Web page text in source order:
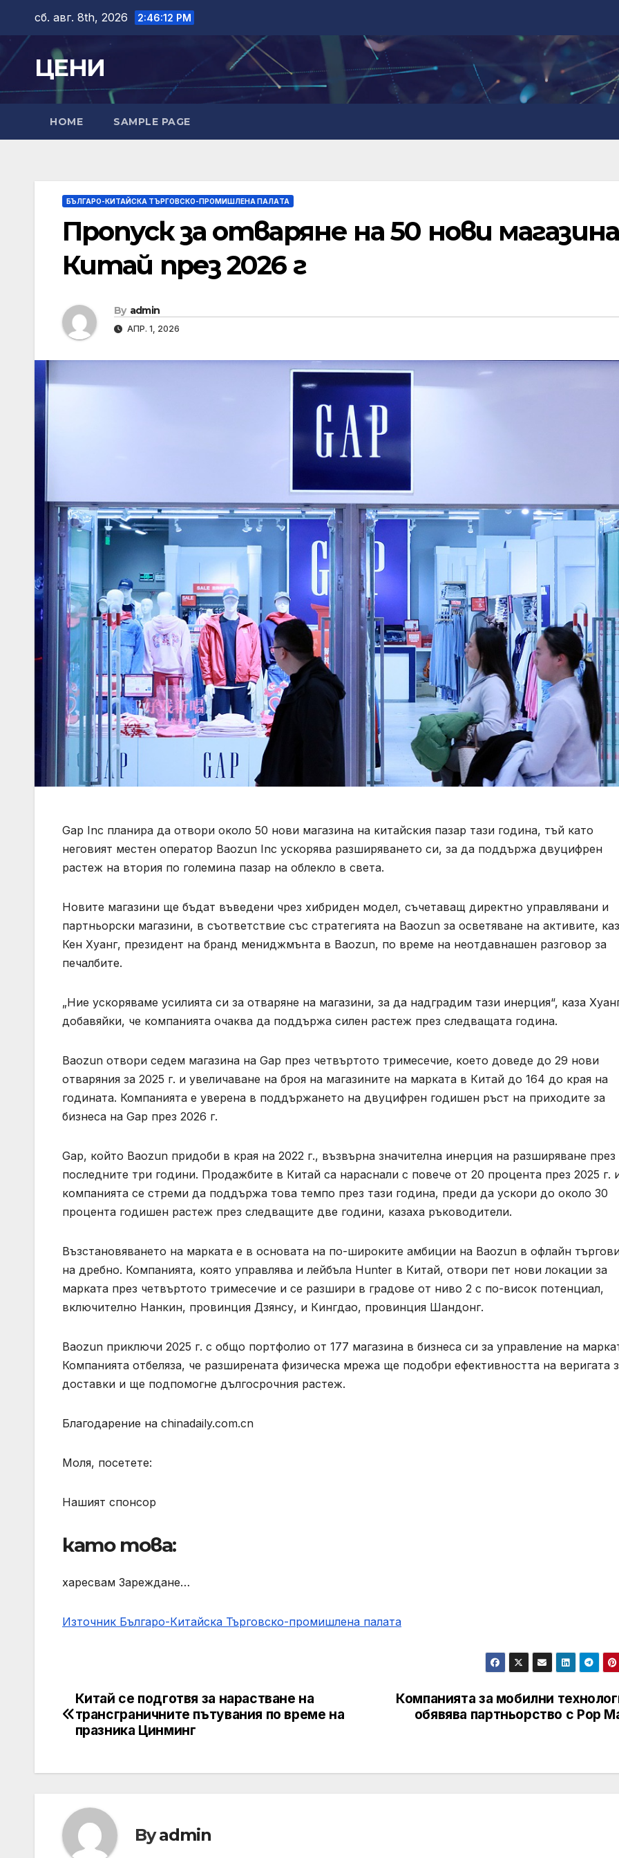
content
сб. авг. 8th, 2026 2:46:13 PM
ЦЕНИ
HOME SAMPLE PAGE
БЪЛГАРО-КИТАЙСКА ТЪРГОВСКО-ПРОМИШЛЕНА ПАЛAТА
Пропуск за отваряне на 50 нови
Китай през 2026 г
By admin
АПР. 1, 2026
Gap Inc планира да отвори около 50 нови магазина на китайския пазар тази година, тъй като
неговият местен оператор Baozun Inc ускорява разширяването си, за да поддържа двуцифрен
растеж на втория по големина пазар на облекло в света.
Новите магазини ще бъдат въведени чрез хибриден модел, съчетаващ директно управлявани и
партньорски магазини, в съответствие със стратегията на Baozun за осветяване на активите,
Кен Хуанг, президент на бранд мениджмънта в Baozun, по време на неотдавнашен разговор за
печалбите.
„Ние ускоряваме усилията си за отваряне на магазини, за да надградим тази инерция“, каза
добавяйки, че компанията очаква да поддържа силен растеж през следващата година.
Baozun отвори седем магазина на Gap през четвъртото тримесечие, което доведе до 29 нови
отваряния за 2025 г. и увеличаване на броя на магазините на марката в Китай до 164 до края на
годината. Компанията е уверена в поддържането на двуцифрен годишен ръст на приходите за
бизнеса на Gap през 2026 г.
Gap, който Baozun придоби в края на 2022 г., възвърна значителна инерция на разширяване през
последните три години. Продажбите в Китай са нараснали с повече от 20 процента през 2025 г.
компанията се стреми да поддържа това темпо през тази година, преди да ускори до около 30
процента годишен растеж през следващите две години, казаха ръководители.
Възстановяването на марката е в основата на по-широките амбиции на Baozun в офлайн
на дребно. Компанията, която управлява и лейбъла Hunter в Китай, отвори пет нови локации за
марката през четвъртото тримесечие и се разшири в градове от ниво 2 с по-висок потенциал,
включително Нанкин, провинция Дзянсу, и Кингдао, провинция Шандонг.
Baozun приключи 2025 г. с общо портфолио от 177 магазина в бизнеса си за управление на
Компанията отбеляза, че разширената физическа мрежа ще подобри ефективността на веригата
доставки и ще подпомогне дългосрочния растеж.
Благодарение на chinadaily.com.cn
Моля, посетете:
Нашият спонсор
като това:
харесвам Зареждане…
Източник Българо-Китайска Търговско-промишлена палaта
Навигация
Компанията за мобилни
обявява партньорство с Pop
Китай се подготвя за нарастване на
трансграничните пътувания по време на
празника Цинминг
Byadmin